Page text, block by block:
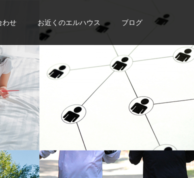
わせ お近くのエルハウス ブログ
れよう